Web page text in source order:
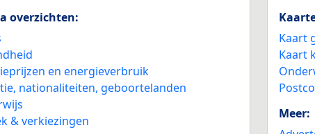
overzichten:
en energieverbruik
nationaliteiten, geboortelanden
& verkiezingen
Kaart
Kaart
Meer: